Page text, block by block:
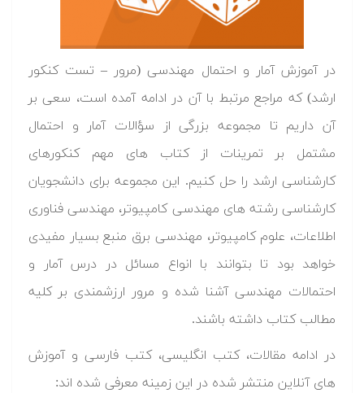
آمار و احتمال مهندسی (مرور – تست کنکور
مراجع مرتبط با آن در ادامه آمده است، سعی بر
تا مجموعه بزرگی از سؤالات آمار و احتمال
تمرینات از کتاب های مهم کنکورهای
ارشد را حل کنیم. این مجموعه برای دانشجویان
رشته های مهندسی کامپیوتر، مهندسی فناوری
علوم کامپیوتر، مهندسی برق منبع بسیار مفیدی
تا بتوانند با انواع مسائل در درس آمار و
مهندسی آشنا شده و مرور ارزشمندی بر کلیه
داشته باشند.
مقالات، کتب انگلیسی، کتب فارسی و آموزش
منتشر شده در این زمینه معرفی شده اند: